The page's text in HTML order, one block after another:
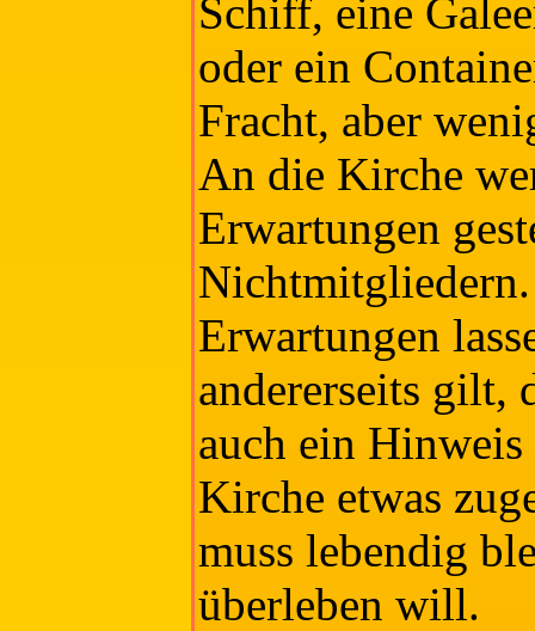
Schiff, eine
oder ein
Fracht, aber
An die Kirche
Erwartungen
Erwartungen
andererseits gilt,
auch ein Hinweis
Kirche etwas
muss lebendig
überleben will.